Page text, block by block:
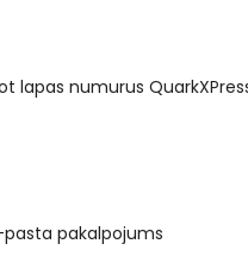
lapas numurus
pakalpojums